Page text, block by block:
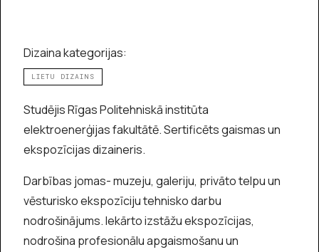
Dizaina kategorijas:
LIETU DIZAINS
Studējis Rīgas Politehniskā institūta
elektroenerģijas fakultātē. Sertificēts gaismas un
ekspozīcijas dizaineris.
Darbības jomas- muzeju, galeriju, privāto telpu un
vēsturisko ekspozīciju tehnisko darbu
nodrošinājums. Iekārto izstāžu ekspozīcijas,
nodrošina profesionālu apgaismošanu un